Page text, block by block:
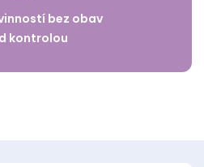
bez obav
kontrolou